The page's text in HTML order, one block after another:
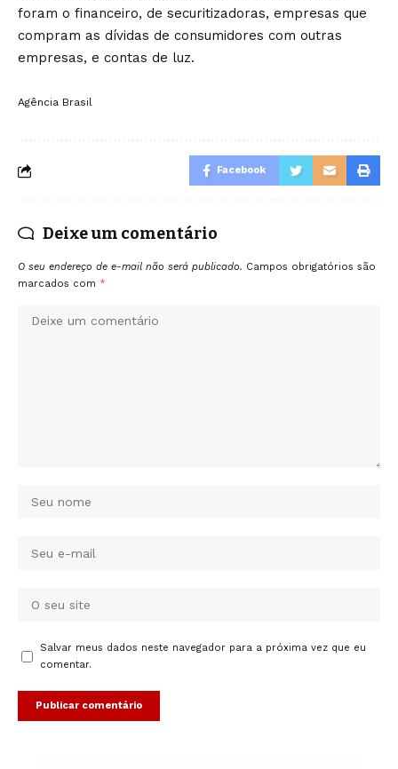
foram o financeiro, de securitizadoras, empresas que
compram as dívidas de consumidores com outras
empresas, e contas de luz.
Agência Brasil
Facebook
Deixe um comentário
O seu endereço de e-mail não será publicado. Campos obrigatórios são
marcados com *
Salvar meus dados neste navegador para a próxima vez que eu
comentar.